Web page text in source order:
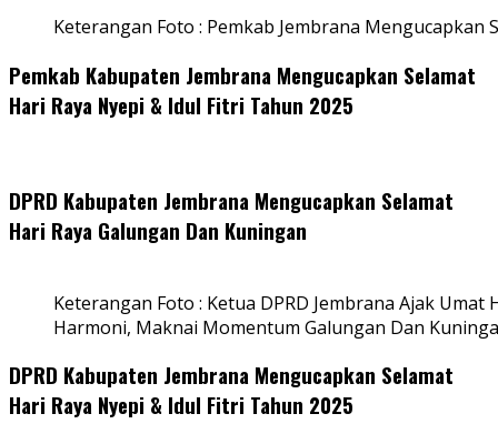
Keterangan Foto : Pemkab Jembrana Mengucapkan
Pemkab Kabupaten Jembrana Mengucapkan Selamat
Hari Raya Nyepi & Idul Fitri Tahun 2025
DPRD Kabupaten Jembrana Mengucapkan Selamat
Hari Raya Galungan Dan Kuningan
Keterangan Foto : Ketua DPRD Jembrana Ajak
Harmoni, Maknai Momentum Galungan Dan
DPRD Kabupaten Jembrana Mengucapkan Selamat
Hari Raya Nyepi & Idul Fitri Tahun 2025